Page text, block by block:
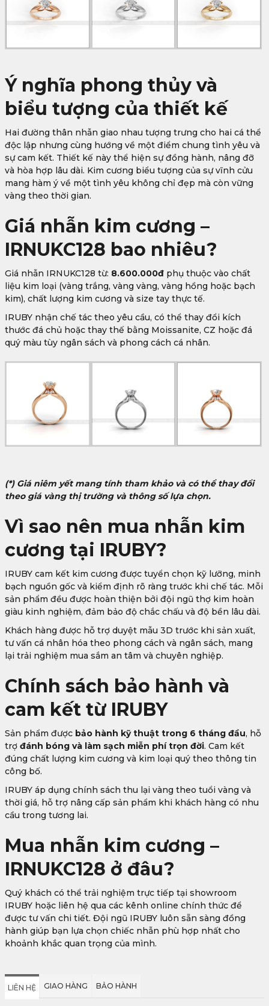
Ý nghĩa phong thủy và
biểu tượng của thiết kế
Hai đường thân nhẫn giao nhau tượng trưng cho hai cá thể
độc lập nhưng cùng hướng về một điểm chung tình yêu và
sự cam kết. Thiết kế này thể hiện sự đồng hành, nâng đỡ
và hòa hợp lâu dài. Kim cương biểu tượng của sự vĩnh cửu
mang hàm ý về một tình yêu không chỉ đẹp mà còn vững
vàng theo thời gian.
Giá nhẫn kim cương –
IRNUKC128 bao nhiêu?
Giá nhẫn IRNUKC128 từ: 8.600.000đ phụ thuộc vào chất
liệu kim loại (vàng trắng, vàng vàng, vàng hồng hoặc bạch
kim), chất lượng kim cương và size tay thực tế.
IRUBY nhận chế tác theo yêu cầu, có thể thay đổi kích
thước đá chủ hoặc thay thế bằng Moissanite, CZ hoặc đá
quý màu tùy ngân sách và phong cách cá nhân.
(*) Giá niêm yết mang tính tham khảo và có thể thay đổi
theo giá vàng thị trường và thông số lựa chọn.
Vì sao nên mua nhẫn kim
cương tại IRUBY?
IRUBY cam kết kim cương được tuyển chọn kỹ lưỡng, minh
bạch nguồn gốc và kiểm định rõ ràng trước khi chế tác. Mỗi
sản phẩm đều được hoàn thiện bởi đội ngũ thợ kim hoàn
giàu kinh nghiệm, đảm bảo độ chắc chấu và độ bền lâu dài.
Khách hàng được hỗ trợ duyệt mẫu 3D trước khi sản xuất,
tư vấn cá nhân hóa theo phong cách và ngân sách, mang
lại trải nghiệm mua sắm an tâm và chuyên nghiệp.
Chính sách bảo hành và
cam kết từ IRUBY
Sản phẩm được bảo hành kỹ thuật trong 6 tháng đầu, hỗ
trợ đánh bóng và làm sạch miễn phí trọn đời. Cam kết
đúng chất lượng kim cương và kim loại quý theo thông tin
công bố.
IRUBY áp dụng chính sách thu lại vàng theo tuổi vàng và
thời giá, hỗ trợ nâng cấp sản phẩm khi khách hàng có nhu
cầu trong tương lai.
Mua nhẫn kim cương –
IRNUKC128 ở đâu?
Quý khách có thể trải nghiệm trực tiếp tại showroom
IRUBY hoặc liên hệ qua các kênh online chính thức để
được tư vấn chi tiết. Đội ngũ IRUBY luôn sẵn sàng đồng
hành giúp bạn lựa chọn chiếc nhẫn phù hợp nhất cho
khoảnh khắc quan trọng của mình.
LIÊN HỆ GIAO HÀNG BẢO HÀNH